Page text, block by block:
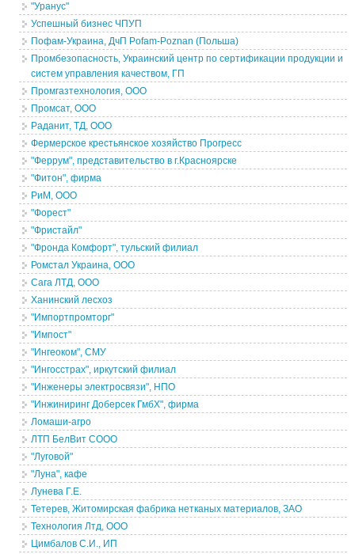
"Уранус"
Успешный бизнес ЧПУП
Пофам-Украина, ДчП Pofam-Poznan (Польша)
Промбезопасность, Украинский центр по сертификации продукции и
систем управления качеством, ГП
Промгазтехнология, ООО
Промсат, ООО
Раданит, ТД, ООО
Фермерское крестьянское хозяйство Прогресс
"Феррум", представительство в г.Красноярске
"Фитон", фирма
РиМ, ООО
"Форест"
"Фристайл"
"Фронда Комфорт", тульский филиал
Ромстал Украина, ООО
Сага ЛТД, ООО
Ханинский лесхоз
"Импортпромторг"
"Импост"
"Ингеоком", СМУ
"Ингосстрах", иркутский филиал
"Инженеры электросвязи", НПО
"Инжиниринг Доберсек ГмбХ", фирма
Ломаши-агро
ЛТП БелВит СООО
"Луговой"
"Луна", кафе
Лунева Г.Е.
Тетерев, Житомирская фабрика нетканых материалов, ЗАО
Технология Лтд, ООО
Цимбалов С.И., ИП